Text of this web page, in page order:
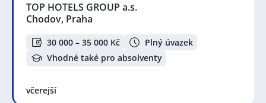
TOP HOTELS GROUP a.s.
Chodov, Praha
30 000 – 35 000 Kč
Plný úvazek
Vhodné také pro absolventy
včerejší